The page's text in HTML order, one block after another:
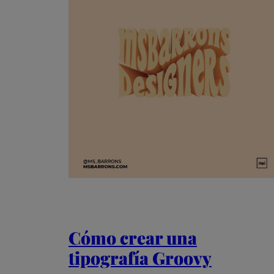
Cómo crear una
tipografía Groovy